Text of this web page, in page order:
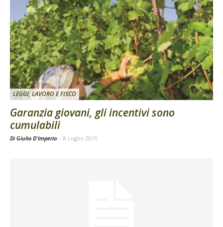
LEGGI, LAVORO E FISCO
Garanzia giovani, gli incentivi sono
cumulabili
Di Giulio D'Imperio - 8 Luglio 2015